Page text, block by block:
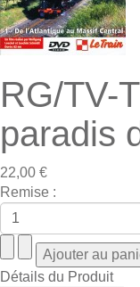
RG/TV-
paradis
22,00 €
Remise :
Détails du Produit